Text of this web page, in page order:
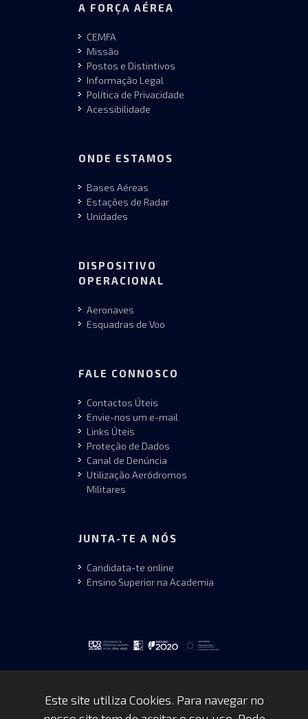
A FORÇA AÉREA
CEMFA
Missão
Postos e Distintivos
Informação Legal
Política de Privacidade
Acessibilidade
ONDE ESTAMOS
Bases Aéreas
Estações de Radar
Unidades
DISPOSITIVO
OPERACIONAL
Aeronaves
Esquadras de Voo
FALE CONNOSCO
Contactos Úteis
Envie-nos um e-mail
Links Úteis
Proteção de Dados
Canal de Denúncia
Utilização Aeródromos
Militares
JUNTA-TE A NÓS
Candidata-te online
Ensino Superior na Academia
Este site utiliza Cookies. Para navegar no